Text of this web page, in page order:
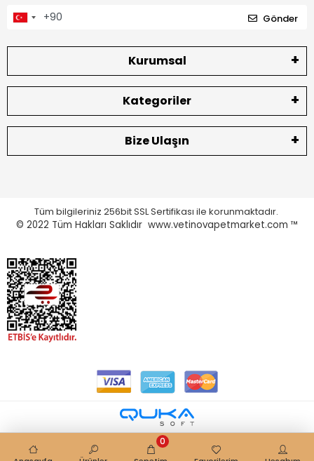
Gönder
Kurumsal
Kategoriler
Bize Ulaşın
Tüm bilgileriniz 256bit SSL Sertifikası ile korunmaktadır.
© 2022 Tüm Hakları Saklıdır www.vetinovapetmarket.com ™
0